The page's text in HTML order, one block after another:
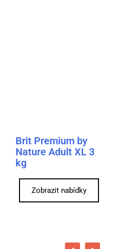
Brit Premium by
Nature Adult XL 3
kg
Zobrazit nabídky